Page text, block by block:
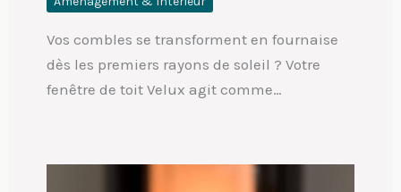
Vos combles se transforment en fournaise
dès les premiers rayons de soleil ? Votre
fenêtre de toit Velux agit comme…